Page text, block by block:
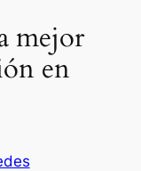
mejor
en